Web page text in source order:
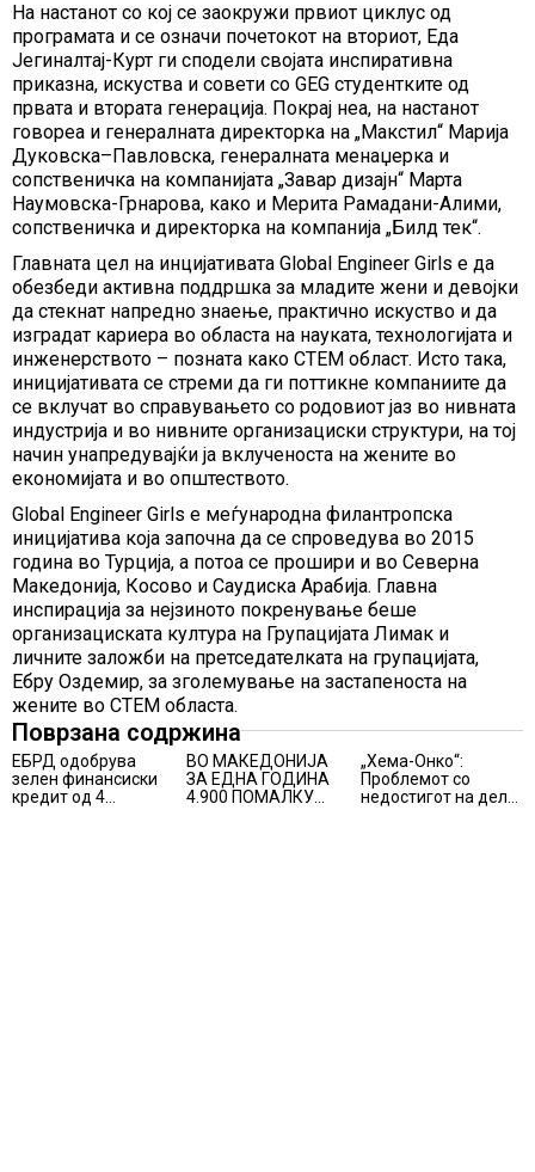
На настанот со кој се заокружи првиот циклус од
програмата и се означи почетокот на вториот, Еда
Јегиналтај-Курт ги сподели својата инспиративна
приказна, искуства и совети со GEG студентките од
првата и втората генерација. Покрај неа, на настанот
говореа и генералната директорка на „Макстил“ Марија
Дуковска–Павловска, генералната менаџерка и
сопственичка на компанијата „Завар дизајн“ Марта
Наумовска-Грнарова, како и Мерита Рамадани-Алими,
сопственичка и директорка на компанија „Билд тек“.
Главната цел на инцијативата Global Engineer Girls е да
обезбеди активна поддршка за младите жени и девојки
да стекнат напредно знаење, практично искуство и да
изградат кариера во областа на науката, технологијата и
инженерството – позната како СТЕМ област. Исто така,
иницијативата се стреми да ги поттикне компаниите да
се вклучат во справувањето со родовиот јаз во нивната
индустрија и во нивните организациски структури, на тој
начин унапредувајќи ја вклученоста на жените во
економијата и во општеството.
Global Engineer Girls е меѓународна филантропска
иницијатива која започна да се спроведува во 2015
година во Турција, а потоа се прошири и во Северна
Македонија, Косово и Саудиска Арабија. Главна
инспирација за нејзиното покренување беше
организациската култура на Групацијата Лимак и
личните заложби на претседателката на групацијата,
Ебру Оздемир, за зголемување на застапеноста на
жените во СТЕМ областа.
Поврзана содржина
ЕБРД одобрува
зелен финансиски
кредит од 4
ВО МАКЕДОНИЈА
ЗА ЕДНА ГОДИНА
4.900 ПОМАЛКУ
„Хема-Онко“:
Проблемот со
недостигот на дел